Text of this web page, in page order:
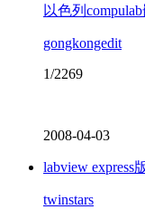
以色列
gongkongedit
1/2269
2008-04-03
labview express
twinstars